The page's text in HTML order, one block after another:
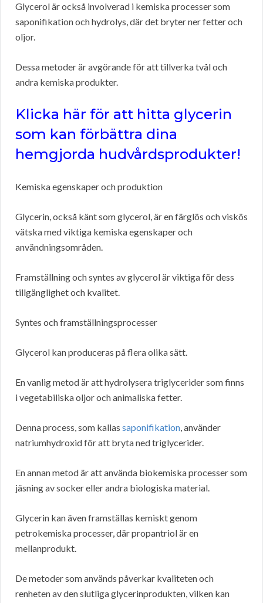
Glycerol är också involverad i kemiska processer som
saponifikation och hydrolys, där det bryter ner fetter och
oljor.
Dessa metoder är avgörande för att tillverka tvål och
andra kemiska produkter.
Klicka här för att hitta glycerin
som kan förbättra dina
hemgjorda hudvårdsprodukter!
Kemiska egenskaper och produktion
Glycerin, också känt som glycerol, är en färglös och viskös
vätska med viktiga kemiska egenskaper och
användningsområden.
Framställning och syntes av glycerol är viktiga för dess
tillgänglighet och kvalitet.
Syntes och framställningsprocesser
Glycerol kan produceras på flera olika sätt.
En vanlig metod är att hydrolysera triglycerider som finns
i vegetabiliska oljor och animaliska fetter.
Denna process, som kallas saponifikation, använder
natriumhydroxid för att bryta ned triglycerider.
En annan metod är att använda biokemiska processer som
jäsning av socker eller andra biologiska material.
Glycerin kan även framställas kemiskt genom
petrokemiska processer, där propantriol är en
mellanprodukt.
De metoder som används påverkar kvaliteten och
renheten av den slutliga glycerinprodukten, vilken kan